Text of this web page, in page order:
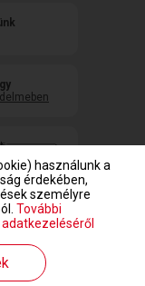
Central Europe Zrt.
használunk a
érdekében,
személyre
További